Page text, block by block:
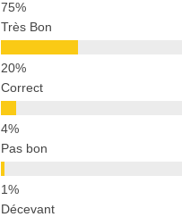
Très Bon
Correct
Pas bon
Décevant